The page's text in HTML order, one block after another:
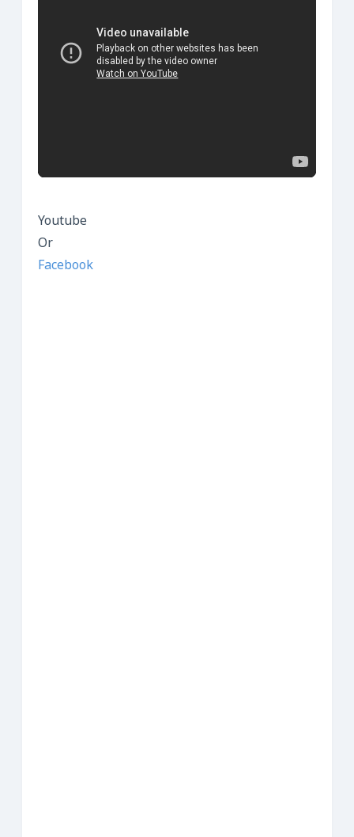
Youtube
Or
Facebook